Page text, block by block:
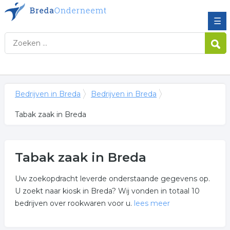
☰
Bedrijven in Breda Bedrijven in Breda
Tabak zaak in Breda
Tabak zaak in Breda
Uw zoekopdracht leverde onderstaande gegevens op.
U zoekt naar kiosk in Breda? Wij vonden in totaal 10
bedrijven over rookwaren voor u. lees meer